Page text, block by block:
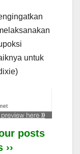
untuk
posts